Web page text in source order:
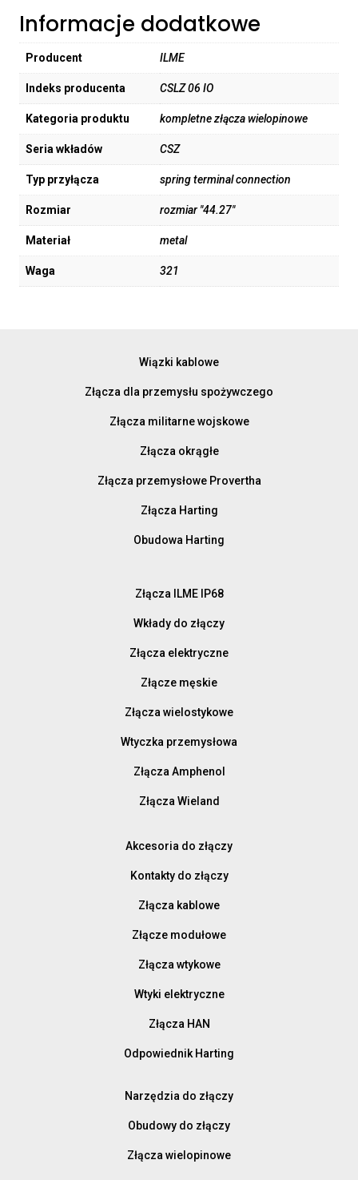
Informacje dodatkowe
Producent ILME
Indeks producenta CSLZ 06 IO
Kategoria produktu kompletne złącza wielopinowe
Seria wkładów CSZ
Typ przyłącza spring terminal connection
Rozmiar rozmiar "44.27"
Materiał metal
Waga 321
Wiązki kablowe
Złącza dla przemysłu spożywczego
Złącza militarne wojskowe
Złącza okrągłe
Złącza przemysłowe Provertha
Złącza Harting
Obudowa Harting
Złącza ILME IP68
Wkłady do złączy
Złącza elektryczne
Złącze męskie
Złącza wielostykowe
Wtyczka przemysłowa
Złącza Amphenol
Złącza Wieland
Akcesoria do złączy
Kontakty do złączy
Złącza kablowe
Złącze modułowe
Złącza wtykowe
Wtyki elektryczne
Złącza HAN
Odpowiednik Harting
Narzędzia do złączy
Obudowy do złączy
Złącza wielopinowe